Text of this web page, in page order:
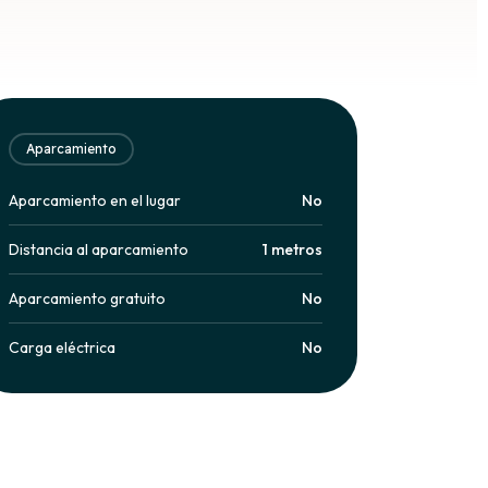
Aparcamiento
Aparcamiento en el lugar No
Distancia al aparcamiento 1 metros
Aparcamiento gratuito No
Carga eléctrica No